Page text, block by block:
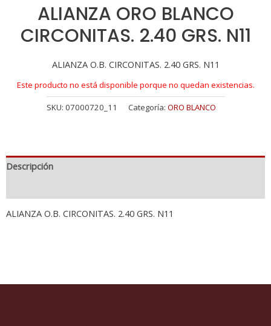
ALIANZA ORO BLANCO
CIRCONITAS. 2.40 GRS. N11
ALIANZA O.B. CIRCONITAS. 2.40 GRS. N11
Este producto no está disponible porque no quedan existencias.
SKU: 07000720_11 Categoría: ORO BLANCO
Descripción
ALIANZA O.B. CIRCONITAS. 2.40 GRS. N11